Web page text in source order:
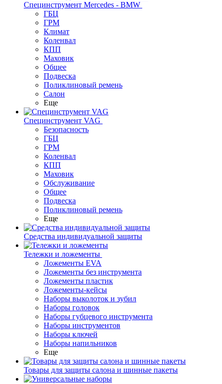
Специнструмент Mercedes - BMW
ГБЦ
ГРМ
Климат
Коленвал
КПП
Маховик
Общее
Подвеска
Поликлиновый ремень
Салон
Еще
Специнструмент VAG
Безопасность
ГБЦ
ГРМ
Коленвал
КПП
Маховик
Обслуживание
Общее
Подвеска
Поликлиновый ремень
Еще
Средства индивидуальной защиты
Тележки и ложементы
Ложементы EVA
Ложементы без инструмента
Ложементы пластик
Ложементы-кейсы
Наборы выколоток и зубил
Наборы головок
Наборы губцевого инструмента
Наборы инструментов
Наборы ключей
Наборы напильников
Еще
Товары для защиты салона и шинные пакеты